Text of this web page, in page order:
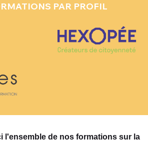
PAR PROFIL
l'ensemble de nos formations sur la